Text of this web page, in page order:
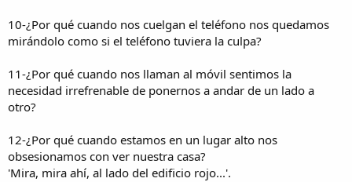
10-¿Por qué cuando nos cuelgan el teléfono nos quedamos
mirándolo como si el teléfono tuviera la culpa?
11-¿Por qué cuando nos llaman al móvil sentimos la
necesidad irrefrenable de ponernos a andar de un lado a
otro?
12-¿Por qué cuando estamos en un lugar alto nos
obsesionamos con ver nuestra casa?
'Mira, mira ahí, al lado del edificio rojo...'.